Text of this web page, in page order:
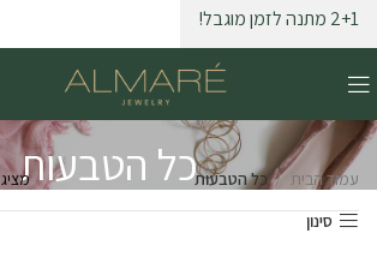
כל הטבעות עמוד הבית כל הטבעות
מציג 1–20 מתוך 21 תוצאות
סינון
2+1 מתנה לזמן מוגבל!